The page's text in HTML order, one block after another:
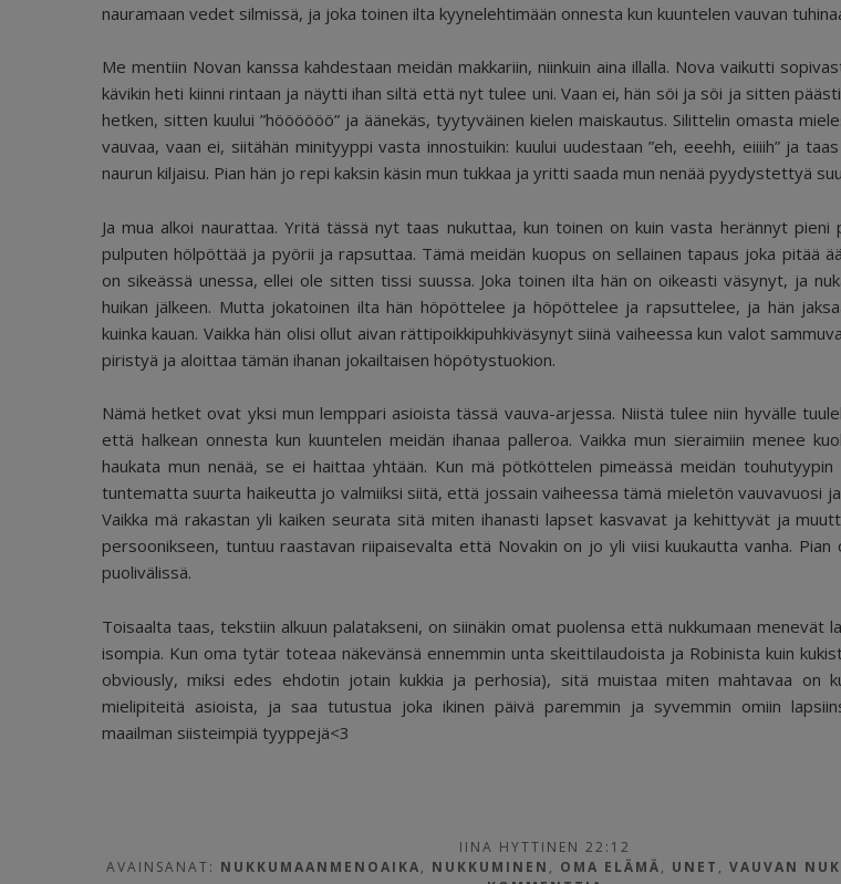
nauramaan vedet silmissä, ja joka toinen ilta kyynelehtimään onnesta kun kuuntelen vauvan
Me mentiin Novan kanssa kahdestaan meidän makkariin, niinkuin aina illalla. Nova vaikutti
kävikin heti kiinni rintaan ja näytti ihan siltä että nyt tulee uni. Vaan ei, hän söi ja söi ja sitten
hetken, sitten kuului ”höööööö” ja äänekäs, tyytyväinen kielen maiskautus. Silittelin omasta
vauvaa, vaan ei, siitähän minityyppi vasta innostuikin: kuului uudestaan ”eh, eeehh, eiiiih” ja
naurun kiljaisu. Pian hän jo repi kaksin käsin mun tukkaa ja yritti saada mun nenää pyydystettyä
Ja mua alkoi naurattaa. Yritä tässä nyt taas nukuttaa, kun toinen on kuin vasta herännyt pieni
pulputen hölpöttää ja pyörii ja rapsuttaa. Tämä meidän kuopus on sellainen tapaus joka pitää
on sikeässä unessa, ellei ole sitten tissi suussa. Joka toinen ilta hän on oikeasti väsynyt, ja
huikan jälkeen. Mutta jokatoinen ilta hän höpöttelee ja höpöttelee ja rapsuttelee, ja hän
kuinka kauan. Vaikka hän olisi ollut aivan rättipoikkipuhkiväsynyt siinä vaiheessa kun valot
piristyä ja aloittaa tämän ihanan jokailtaisen höpötystuokion.
Nämä hetket ovat yksi mun lemppari asioista tässä vauva-arjessa. Niistä tulee niin hyvälle
että halkean onnesta kun kuuntelen meidän ihanaa palleroa. Vaikka mun sieraimiin menee
haukata mun nenää, se ei haittaa yhtään. Kun mä pötköttelen pimeässä meidän touhutyypin
tuntematta suurta haikeutta jo valmiiksi siitä, että jossain vaiheessa tämä mieletön vauvavuosi ja
Vaikka mä rakastan yli kaiken seurata sitä miten ihanasti lapset kasvavat ja kehittyvät ja
persoonikseen, tuntuu raastavan riipaisevalta että Novakin on jo yli viisi kuukautta vanha. Pian
puolivälissä.
Toisaalta taas, tekstiin alkuun palatakseni, on siinäkin omat puolensa että nukkumaan menevät
isompia. Kun oma tytär toteaa näkevänsä ennemmin unta skeittilaudoista ja Robinista kuin
obviously, miksi edes ehdotin jotain kukkia ja perhosia), sitä muistaa miten mahtavaa on
mielipiteitä asioista, ja saa tutustua joka ikinen päivä paremmin ja syvemmin omiin
maailman siisteimpiä tyyppejä<3
IINA HYTTINEN 22:12
AVAINSANAT: NUKKUMAANMENOAIKA, NUKKUMINEN , OMA ELÄMÄ, UNET , VAUVAN